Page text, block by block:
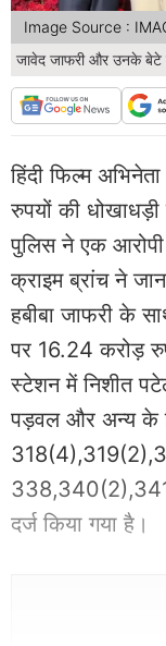
जावेद जाफरी और उनके बेटे
Image Source :
हिंदी फिल्म
रुपयों की
पुलिस ने एक आरोपी
क्राइम ब्रांच ने
हबीबा जाफरी के
पर 16.24 करोड़
स्टेशन में निशीत
पड़वल और अन्य के
दर्ज किया गया है।